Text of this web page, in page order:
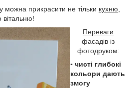
прикрасити не тільки кухню,
вітальню!
Переваги
фасадів із
фотодруком:
▪ чисті глибокі
кольори дають
змогу